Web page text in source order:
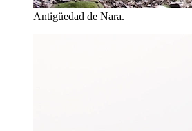
Antigüedad de Nara.